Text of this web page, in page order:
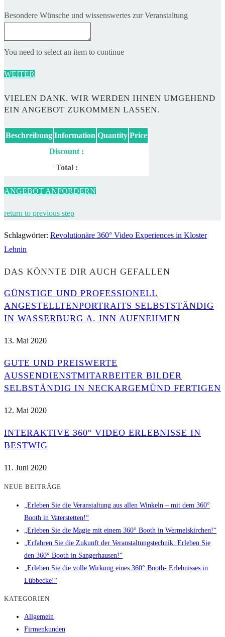
Besondere Wünsche und wissenswertes zur Veranstaltung
You need to select an item to continue
WEITER
VIELEN DANK. WIR WERDEN IHNEN UMGEHEND
EIN ANGEBOT ZUKOMMEN LASSEN.
Beschreibung Information Quantity Price
Discount :
Total :
ANGEBOT ANFORDERN
return to previous step
Schlagwörter: Revolutionäre 360° Video Experiences in Kloster
Lehnin
DAS KÖNNTE DIR AUCH GEFALLEN
GÜNSTIGE UND PROFESSIONELL
ANGESTELLTENPORTRAITS SELBSTSTÄNDIG
IN WASSERBURG A. INN AUFNEHMEN
13. Mai 2020
GUTE UND PREISWERTE
AUSSENDIENSTMITARBEITER BILDER S
ELBSTÄNDIG IN NECKARGEMÜND FERTIGEN
12. Mai 2020
INTERAKTIVE 360° VIDEO ERLEBNISSE IN
BESTWIG
11. Juni 2020
NEUE BEITRÄGE
„Erleben Sie die Veranstaltung aus allen Winkeln – mit dem 360°
Booth in Vaterstetten!“
„Erleben Sie die Magie mit einem 360° Booth in Wermelskirchen!“
„Erfahren Sie die Zukunft der Veranstaltungstechnik: Erleben Sie
den 360° Booth in Sangerhausen!“
„Erleben Sie die volle Wirkung eines 360° Booth- Erlebnisses in
Lübbecke!“
KATEGORIEN
Allgemein
Firmenkunden